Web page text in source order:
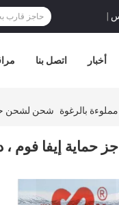
|
اتصل بنا أخبار
بالرغوة شحن لشحن
إيفا فوم ،